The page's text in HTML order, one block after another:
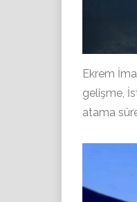
Ekrem
gelişme,
atama